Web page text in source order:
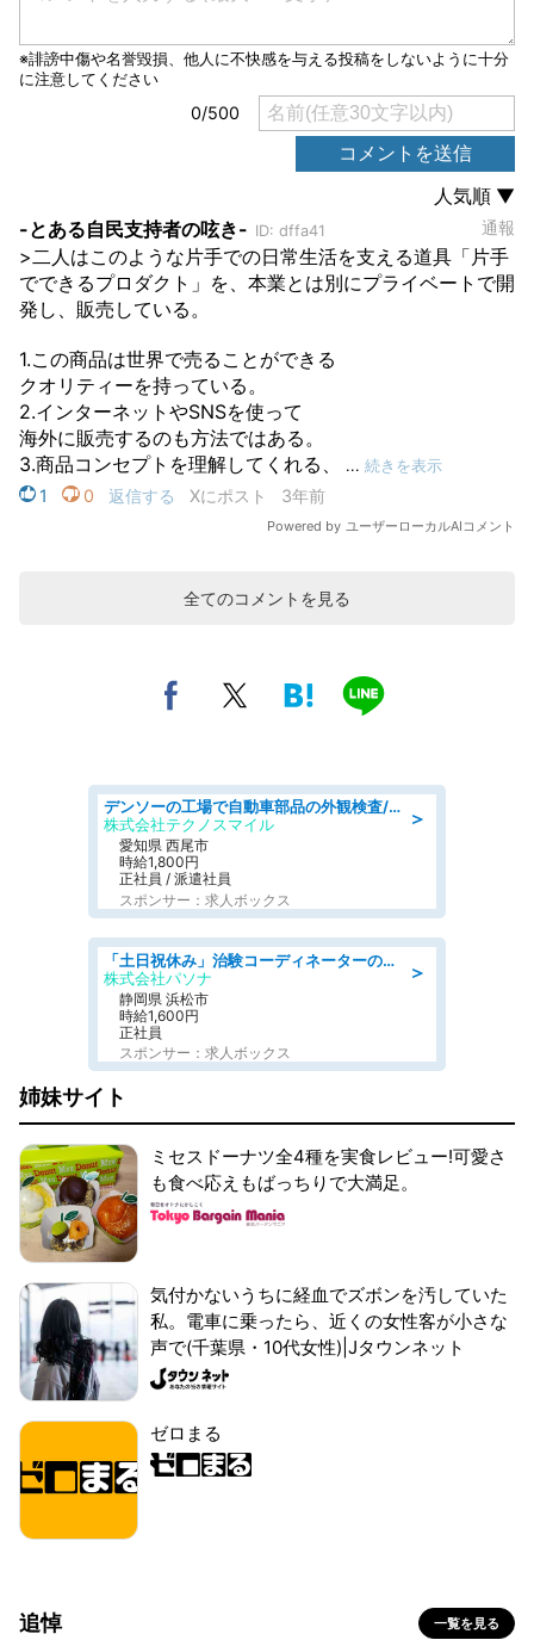
全てのコメントを見る
＞
デンソーの工場で自動車部品の外観検査/denso aichi
株式会社テクノスマイル
愛知県 西尾市
時給1,800円
正社員 / 派遣社員
スポンサー：求人ボックス
＞
「土日祝休み」治験コーディネーターのお仕事/未経験OK
株式会社パソナ
静岡県 浜松市
時給1,600円
正社員
スポンサー：求人ボックス
姉妹サイト
ミセスドーナツ全4種を実食レビュー!可愛さ
も食べ応えもばっちりで大満足。
気付かないうちに経血でズボンを汚していた
私。電車に乗ったら、近くの女性客が小さな
声で(千葉県・10代女性)|Jタウンネット
ゼロまる
追悼 一覧を見る